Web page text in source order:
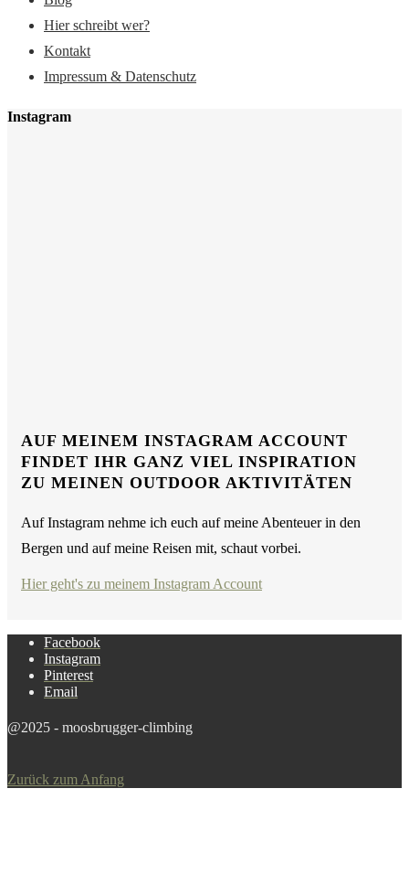
Hier schreibt wer?
Kontakt
Impressum & Datenschutz
Instagram
AUF MEINEM INSTAGRAM ACCOUNT
FINDET IHR GANZ VIEL INSPIRATION
ZU MEINEN OUTDOOR AKTIVITÄTEN
Auf Instagram nehme ich euch auf meine Abenteuer in den
Bergen und auf meine Reisen mit, schaut vorbei.
Hier geht's zu meinem Instagram Account
Facebook
Instagram
Pinterest
Email
@2025 - moosbrugger-climbing
Zurück zum Anfang